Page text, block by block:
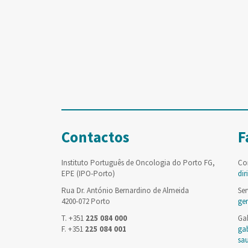
Contactos
Instituto Português de Oncologia do Porto FG,
EPE (IPO-Porto)
Rua Dr. António Bernardino de Almeida
4200-072 Porto
T. +351 225 084 000
F. +351 225 084 001